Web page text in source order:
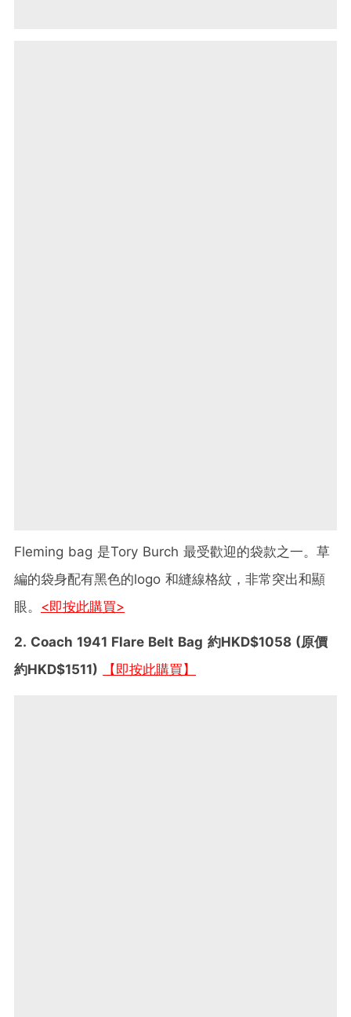
Fleming bag 是Tory Burch 最受歡迎的袋款之一。草
編的袋身配有黑色的logo 和縫線格紋，非常突出和顯
眼。 <即按此購買>
2. Coach 1941 Flare Belt Bag 約HKD$1058 (原價
約HKD$1511)
【即按此購買】